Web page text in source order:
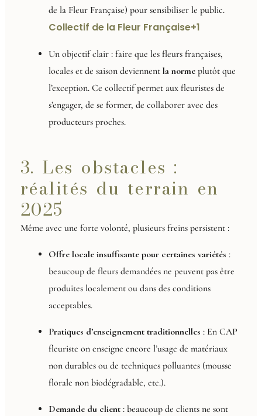
de la Fleur Française) pour sensibiliser le public.
Collectif de la Fleur Française+1
Un objectif clair : faire que les fleurs françaises,
locales et de saison deviennent la normeplutôt que
l’exception. Ce collectif permet aux fleuristes de
s’engager, de se former, de collaborer avec des
producteurs proches.
3. Les obstacles :
réalités du terrain en
2025
Même avec une forte volonté, plusieurs freins persistent :
Offre locale insuffisante pour certaines variétés :
beaucoup de fleurs demandées ne peuvent pas être
produites localement ou dans des conditions
acceptables.
Pratiques d’enseignement traditionnelles : En CAP
fleuriste on enseigne encore l’usage de matériaux
non durables ou de techniques polluantes (mousse
florale non biodégradable, etc.).
Demande du client: beaucoup de clients ne sont